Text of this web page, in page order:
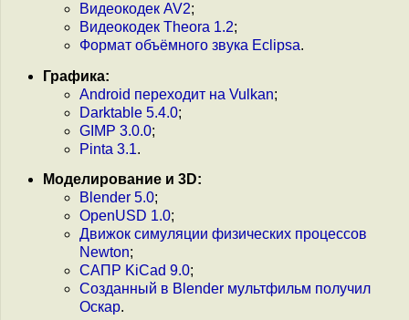
Видеокодек AV2;
Видеокодек Theora 1.2;
Формат объёмного звука Eclipsa.
Графика:
Android переходит на Vulkan;
Darktable 5.4.0;
GIMP 3.0.0;
Pinta 3.1.
Моделирование и 3D:
Blender 5.0;
OpenUSD 1.0;
Движок симуляции физических процессов
Newton;
САПР KiCad 9.0;
Созданный в Blender мультфильм получил
Оскар.